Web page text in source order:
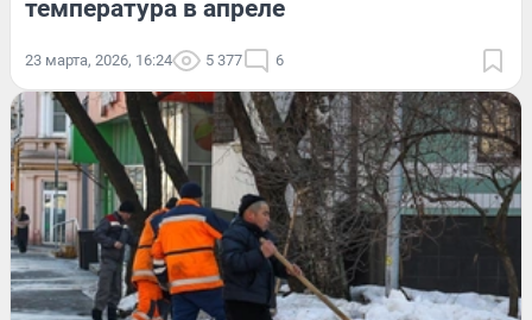
температура в апреле
23 марта, 2026, 16:24 5 377 6